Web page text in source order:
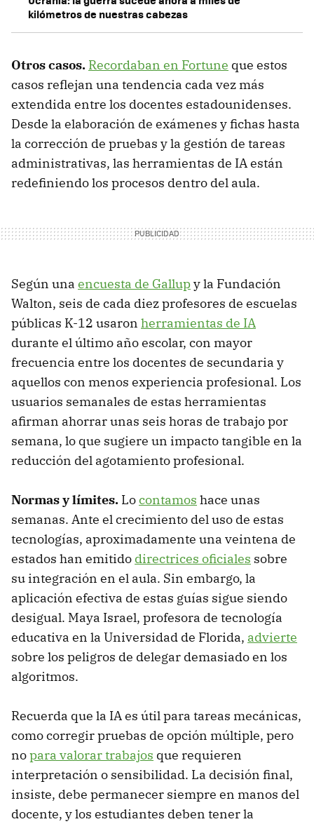
kilómetros de nuestras cabezas
Otros casos. Recordaban en Fortune que estos
casos reflejan una tendencia cada vez más
extendida entre los docentes estadounidenses.
Desde la elaboración de exámenes y fichas hasta
la corrección de pruebas y la gestión de tareas
administrativas, las herramientas de IA están
redefiniendo los procesos dentro del aula.
Según una encuesta de Gallupy la Fundación
Walton, seis de cada diez profesores de escuelas
públicas K-12 usaron herramientas de IA
durante el último año escolar, con mayor
frecuencia entre los docentes de secundaria y
aquellos con menos experiencia profesional. Los
usuarios semanales de estas herramientas
afirman ahorrar unas seis horas de trabajo por
semana, lo que sugiere un impacto tangible en la
reducción del agotamiento profesional.
Normas y límites. Locontamos hace unas
semanas. Ante el crecimiento del uso de estas
tecnologías, aproximadamente una veintena de
estados han emitido directrices oficiales sobre
su integración en el aula. Sin embargo, la
aplicación efectiva de estas guías sigue siendo
desigual. Maya Israel, profesora de tecnología
educativa en la Universidad de Florida, advierte
sobre los peligros de delegar demasiado en los
algoritmos.
Recuerda que la IA es útil para tareas mecánicas,
como corregir pruebas de opción múltiple, pero
nopara valorar trabajos que requieren
interpretación o sensibilidad. La decisión final,
insiste, debe permanecer siempre en manos del
docente, y los estudiantes deben tener la